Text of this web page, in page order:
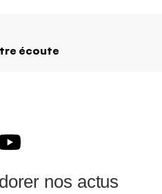
écoute
nos actus